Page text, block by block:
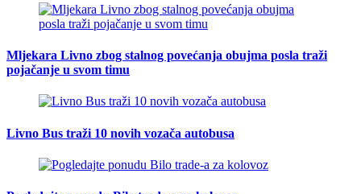
Mljekara Livno zbog stalnog povećanja obujma posla traži
pojačanje u svom timu
Livno Bus traži 10 novih vozača autobusa